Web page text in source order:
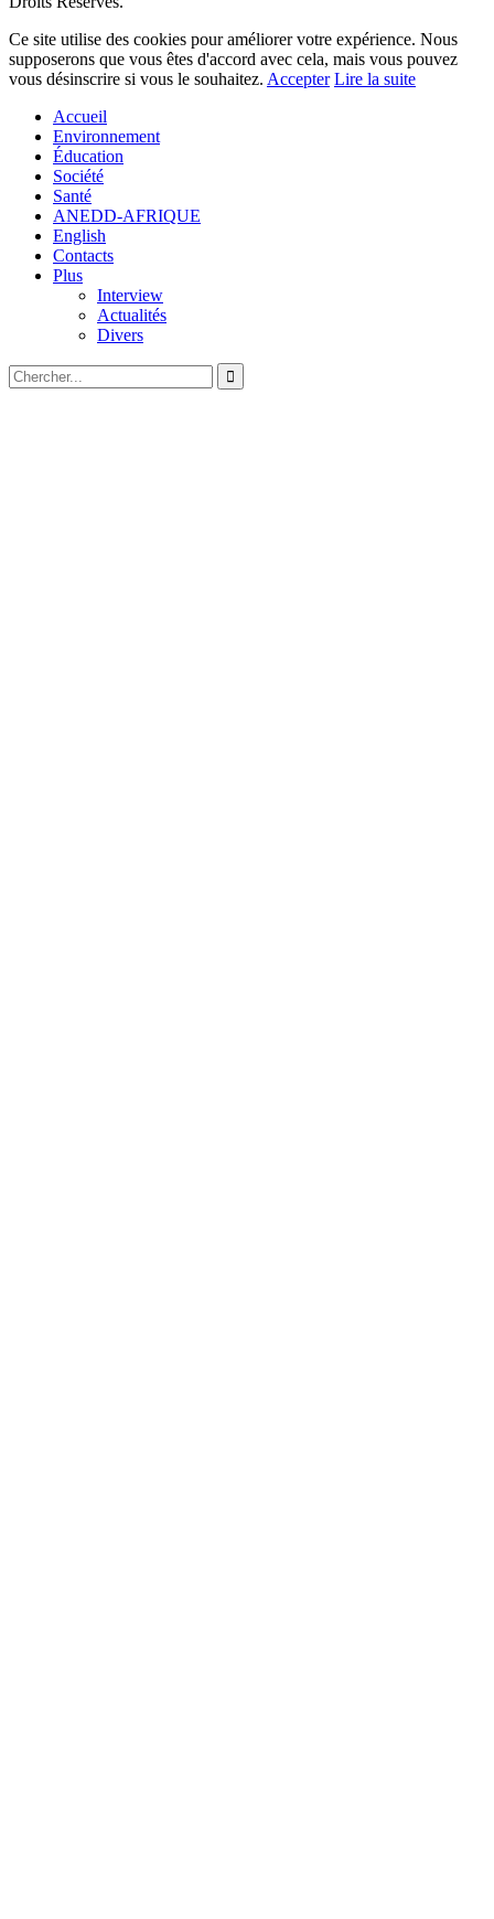
Ce site utilise des cookies pour améliorer votre expérience. Nous
supposerons que vous êtes d'accord avec cela, mais vous pouvez
vous désinscrire si vous le souhaitez. Accepter Lire la suite
Accueil
Environnement
Éducation
Société
Santé
ANEDD-AFRIQUE
English
Contacts
Plus
Interview
Actualités
Divers